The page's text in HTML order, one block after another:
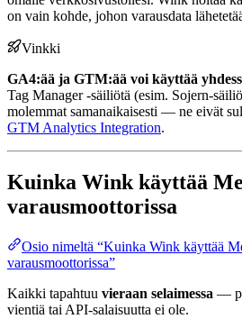
on vain kohde, johon varausdata
Vinkki
GA4:ää ja GTM:ää voi käyttää
Tag Manager -säiliötä (esim. Sojern-
molemmat samanaikaisesti — ne eivät
GTM Analytics Integration.
Kuinka Wink käyttää
varausmoottorissa
Osio nimeltä “Kuinka Wink käyttää
varausmoottorissa”
Kaikki tapahtuu vieraan selaimessa —
vientiä tai API-salaisuutta ei ole.